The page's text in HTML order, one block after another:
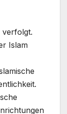
verfolgt.
Islam